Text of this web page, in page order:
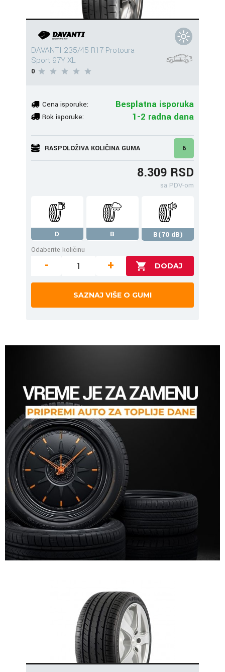
DAVANTI 235/45 R17 Protoura
Sport 97Y XL
0
Cena isporuke: Besplatna isporuka
Rok isporuke: 1-2 radna dana
RASPOLOŽIVA KOLIČINA GUMA 6
8.309 RSD
sa PDV-om
D B
B(70 dB)
Odaberite količinu
- +
SAZNAJ VIŠE O GUMI